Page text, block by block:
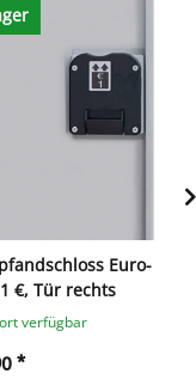
Euro-
€, Tür rechts
verfügbar
*